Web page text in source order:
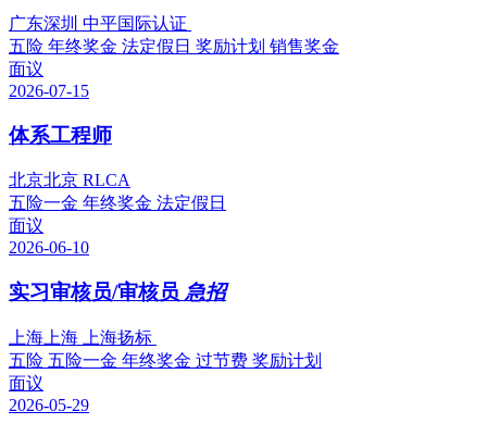
广东深圳 中平国际认证
五险 年终奖金 法定假日 奖励计划 销售奖金
面议
2026-07-15
体系工程师
北京北京 RLCA
五险一金 年终奖金 法定假日
面议
2026-06-10
实习审核员/审核员 急招
上海上海 上海扬标
五险 五险一金 年终奖金 过节费 奖励计划
面议
2026-05-29